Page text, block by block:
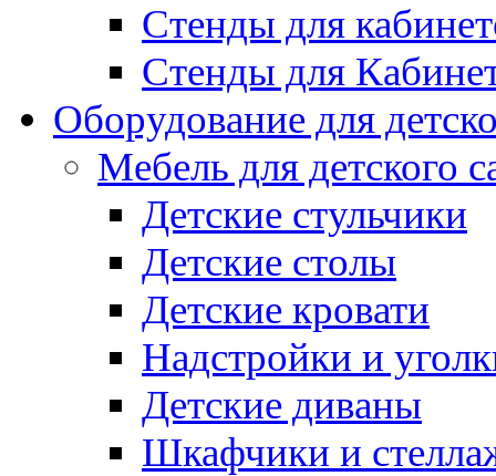
Стенды для
Стенды для
Оборудование для
Мебель для детского
Детские стульчики
Детские столы
Детские кровати
Надстройки и
Детские диваны
Шкафчики и